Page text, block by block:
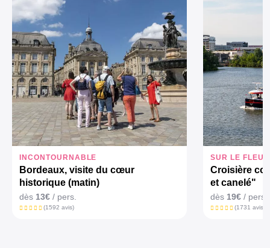
INCONTOURNABLE
Bordeaux, visite du cœur
historique (matin)
dès 13€ / pers.
(1592 avis)
SUR LE
Croisière
et canelé"
dès 19€ / pers.
(1731 avis)